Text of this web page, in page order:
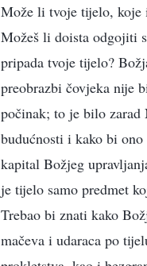
Može li tvoje tijelo, koje
Možeš li doista odgojiti
pripada tvoje tijelo?
preobrazbi čovjeka nije
počinak; to je bilo zarad
budućnosti i kako bi
kapital Božjeg
je tijelo samo predmet
Trebao bi znati kako
mačeva i udaraca po